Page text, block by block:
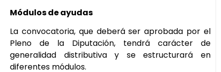
Módulos de ayudas
La convocatoria, que deberá ser aprobada por el
Pleno de la Diputación, tendrá carácter de
generalidad distributiva y se estructurará en
diferentes módulos.